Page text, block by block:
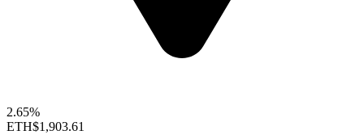
2.65%
ETH$1,903.61